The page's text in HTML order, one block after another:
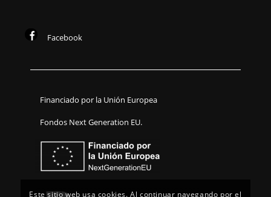
Este sitio web usa cookies. Al continuar navegando por el
Facebook
Financiado por la Unión Europea
Fondos Next Generation EU.